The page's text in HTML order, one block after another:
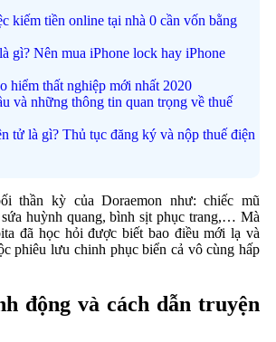
kiếm tiền online tại nhà 0 cần vốn bằng
gì? Nên mua iPhone lock hay iPhone
hiểm thất nghiệp mới nhất 2020
và những thông tin quan trọng về thuế
tử là gì? Thủ tục đăng ký và nộp thuế điện
thần kỳ của Doraemon như: chiếc mũ
huỳnh quang, bình sịt phục trang,… Mà
đã học hỏi được biết bao điều mới lạ và
phiêu lưu chinh phục biển cả vô cùng hấp
động và cách dẫn truyện